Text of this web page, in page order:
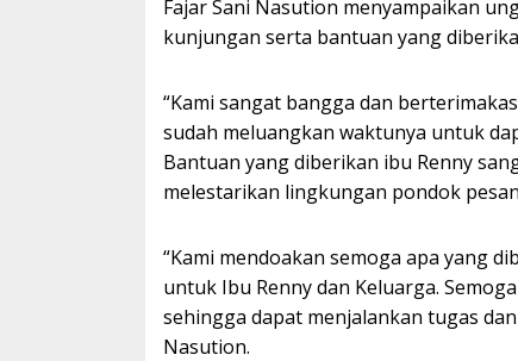
Fajar Sani Nasution menyampaikan
kunjungan serta bantuan yang
“Kami sangat bangga dan
sudah meluangkan waktunya untuk
Bantuan yang diberikan ibu Renny
melestarikan lingkungan pondok
“Kami mendoakan semoga apa yang
untuk Ibu Renny dan Keluarga.
sehingga dapat menjalankan tugas
Nasution.